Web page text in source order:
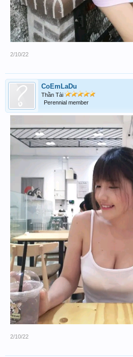
2/10/22
CoEmLaDu
Thần Tài
Perennial member
2/10/22